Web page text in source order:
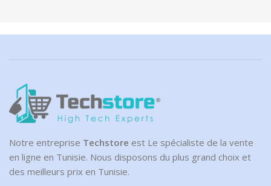
Notre entreprise Techstore est Le spécialiste de la vente
en ligne en Tunisie. Nous disposons du plus grand choix et
des meilleurs prix en Tunisie.